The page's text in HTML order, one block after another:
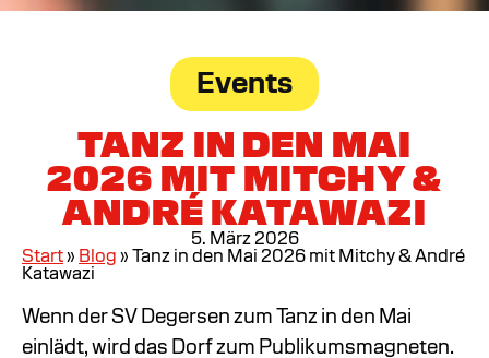
Events
TANZ IN DEN MAI
2026 MIT MITCHY &
ANDRÉ KATAWAZI
5. März 2026
Start» Blog » Tanz in den Mai 2026 mit Mitchy & André
Katawazi
Wenn der SV Degersen zum Tanz in den Mai
einlädt, wird das Dorf zum Publikumsmagneten.